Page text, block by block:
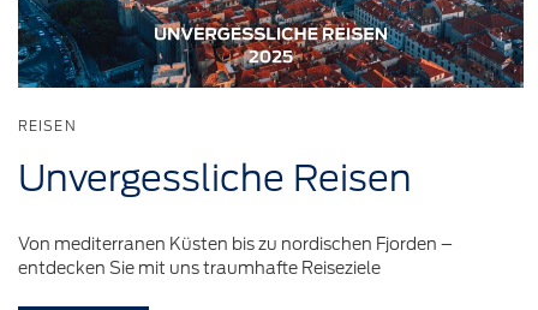
REISEN
Unvergessliche Reisen
Von mediterranen Küsten bis zu nordischen Fjorden –
entdecken Sie mit uns traumhafte Reiseziele